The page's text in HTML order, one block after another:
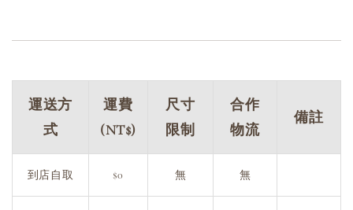
運送方
式
運費
(NT$)
尺寸
限制
合作
物流
備註
到店自取 $0 無 無